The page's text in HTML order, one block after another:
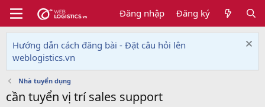
Đăng nhập Đăng ký
Hướng dẫn cách đăng bài - Đặt câu hỏi lên
weblogistics.vn
Nhà tuyển dụng
cần tuyển vị trí sales support